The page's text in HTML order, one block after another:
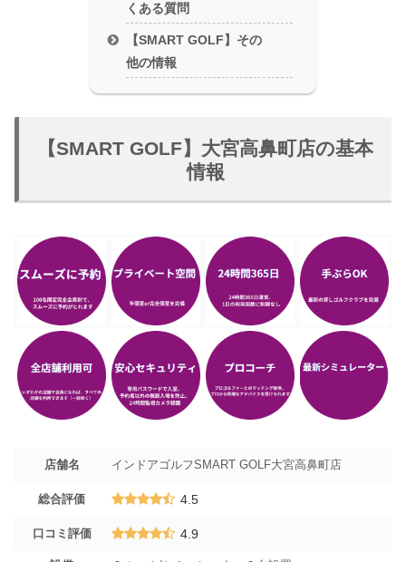
くある質問
【SMART GOLF】その
他の情報
【SMART GOLF】大宮高鼻町店の基本
情報
店舗名 インドアゴルフSMART GOLF大宮高鼻町店
総合評価 4.5
口コミ評価 4.9